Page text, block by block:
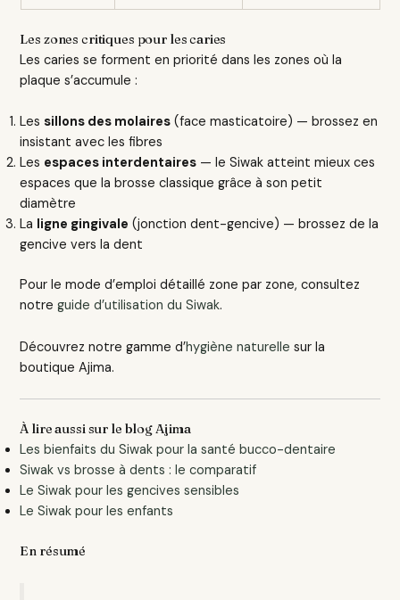
Les zones critiques pour les caries
Les caries se forment en priorité dans les zones où la
plaque s’accumule :
Les sillons des molaires (face masticatoire) — brossez en
insistant avec les fibres
Les espaces interdentaires — le Siwak atteint mieux ces
espaces que la brosse classique grâce à son petit
diamètre
La ligne gingivale (jonction dent-gencive) — brossez de la
gencive vers la dent
Pour le mode d’emploi détaillé zone par zone, consultez
notreguide d’utilisation du Siwak.
Découvrez notre gamme d’hygiène naturelle sur la
boutique Ajima.
À lire aussi sur le blog Ajima
Les bienfaits du Siwak pour la santé bucco-dentaire
Siwak vs brosse à dents : le comparatif
Le Siwak pour les gencives sensibles
Le Siwak pour les enfants
En résumé